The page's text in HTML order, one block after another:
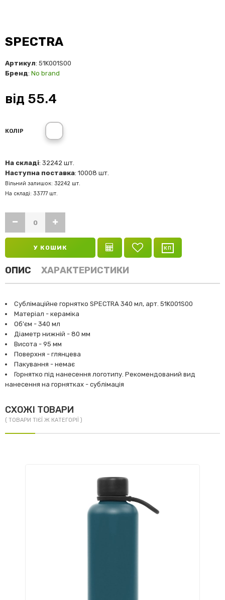
SPECTRA
Артикул: 51K001S00
Бренд: No brand
від 55.4
КОЛІР
Білий
На складі: 32242 шт.
Наступна поставка: 10008 шт.
Вільний залишок: 32242 шт.
На складі: 33777 шт.
У КОШИК
ОПИС ХАРАКТЕРИСТИКИ
Сублімаційне горнятко SPECTRA 340 мл, арт. 51K001S00
Матеріал - кераміка
Об'єм - 340 мл
Діаметр нижній - 80 мм
Висота - 95 мм
Поверхня - глянцева
Пакування - немає
Горнятко під нанесення логотипу. Рекомендований вид
нанесення на горнятках - сублімація
СХОЖІ ТОВАРИ
( ТОВАРИ ТІЄЇ Ж КАТЕГОРІЇ )